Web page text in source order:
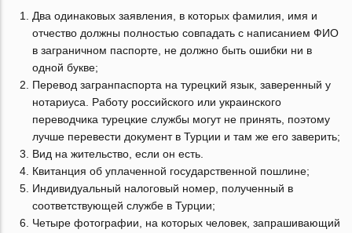
Два одинаковых заявления, в которых фамилия, имя и
отчество должны полностью совпадать с написанием ФИО
в заграничном паспорте, не должно быть ошибки ни в
одной букве;
Перевод загранпаспорта на турецкий язык, заверенный у
нотариуса. Работу российского или украинского
переводчика турецкие службы могут не принять, поэтому
лучше перевести документ в Турции и там же его заверить;
Вид на жительство, если он есть.
Квитанция об уплаченной государственной пошлине;
Индивидуальный налоговый номер, полученный в
соответствующей службе в Турции;
Четыре фотографии, на которых человек, запрашивающий